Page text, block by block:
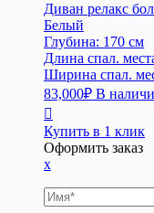
Диван релакс
Белый
Глубина: 170 см
Длина спал.
Ширина спал.
83,000₽ В
Купить в 1 клик
Оформить заказ
x